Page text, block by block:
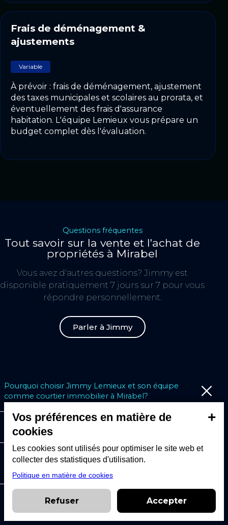
réseau social
en immobilier au québec
Frais de déménagement &
ajustements
Variable
À prévoir : frais de déménagement, ajustement
des taxes municipales et scolaires au prorata, et
éventuellement des frais d'assurance
habitation. L'équipe Lemieux vous prépare un
budget complet dès l'évaluation.
Questions fréquentes
Tout savoir sur la vente et l'achat de
propriétés à Mirabel
Vous avez d'autres questions? Jimmy est
disponible pratiquement 7 jours sur 7 pour vous
répondre personnellement.
Parler à Jimmy
Pourquoi choisir Jimmy Lemieux et son équipe
comme courtier immobilier à Mirabel?
Quels secteurs de Mirabel couvre l'équipe Lemieux?
Comment fonctionne l'évaluation gratuite de
Combien de temps faut-il pour vendre une
propriété à Mirabel?
+
Vos préférences en matière de
cookies
Les cookies sont utilisés pour optimiser le site web et
collecter des statistiques d'utilisation.
Politique en matière de cookies
Refuser Accepter